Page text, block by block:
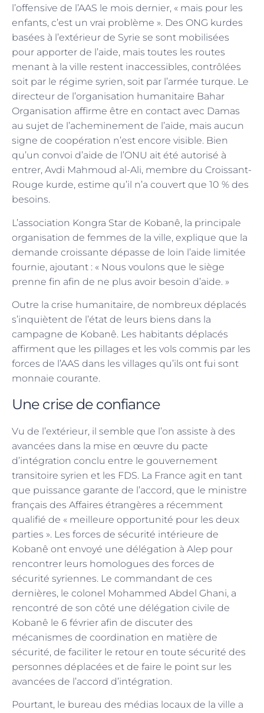
l’offensive de l’AAS le mois dernier, « mais pour les
enfants, c’est un vrai problème ». Des ONG kurdes
basées à l’extérieur de Syrie se sont mobilisées
pour apporter de l’aide, mais toutes les routes
menant à la ville restent inaccessibles, contrôlées
soit par le régime syrien, soit par l’armée turque. Le
directeur de l’organisation humanitaire Bahar
Organisation affirme être en contact avec Damas
au sujet de l’acheminement de l’aide, mais aucun
signe de coopération n’est encore visible. Bien
qu’un convoi d’aide de l’ONU ait été autorisé à
entrer, Avdi Mahmoud al-Ali, membre du Croissant-
Rouge kurde, estime qu’il n’a couvert que 10 % des
besoins.
L’association Kongra Star de Kobanê, la principale
organisation de femmes de la ville, explique que la
demande croissante dépasse de loin l’aide limitée
fournie, ajoutant : « Nous voulons que le siège
prenne fin afin de ne plus avoir besoin d’aide. »
Outre la crise humanitaire, de nombreux déplacés
s’inquiètent de l’état de leurs biens dans la
campagne de Kobanê. Les habitants déplacés
affirment que les pillages et les vols commis par les
forces de l’AAS dans les villages qu’ils ont fui sont
monnaie courante.
Une crise de confiance
Vu de l’extérieur, il semble que l’on assiste à des
avancées dans la mise en œuvre du pacte
d’intégration conclu entre le gouvernement
transitoire syrien et les FDS. La France agit en tant
que puissance garante de l’accord, que le ministre
français des Affaires étrangères a récemment
qualifié de « meilleure opportunité pour les deux
parties ». Les forces de sécurité intérieure de
Kobanê ont envoyé une délégation à Alep pour
rencontrer leurs homologues des forces de
sécurité syriennes. Le commandant de ces
dernières, le colonel Mohammed Abdel Ghani, a
rencontré de son côté une délégation civile de
Kobanê le 6 février afin de discuter des
mécanismes de coordination en matière de
sécurité, de faciliter le retour en toute sécurité des
personnes déplacées et de faire le point sur les
avancées de l’accord d’intégration.
Pourtant, le bureau des médias locaux de la ville a